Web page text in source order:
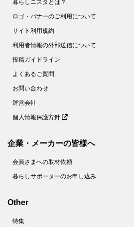
暮らしニスタとは？
ロゴ・バナーのご利用について
サイト利用規約
利用者情報の外部送信について
投稿ガイドライン
よくあるご質問
お問い合わせ
運営会社
個人情報保護方針
企業・メーカーの皆様へ
会員さまへの取材依頼
暮らしサポーターのお申し込み
Other
特集